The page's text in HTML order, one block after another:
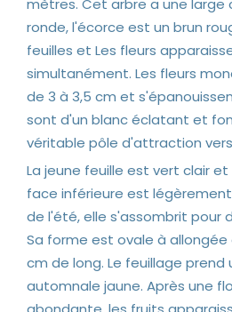
mètres. Cet arbre a une large
ronde, l'écorce est un brun
feuilles et Les fleurs
simultanément. Les fleurs
de 3 à 3,5 cm et
sont d'un blanc éclatant et
véritable pôle d'attraction
La jeune feuille est vert clair
face inférieure est légèrement
de l'été, elle s'assombrit pour
Sa forme est ovale à allongée
cm de long. Le feuillage prend
automnale jaune. Après une